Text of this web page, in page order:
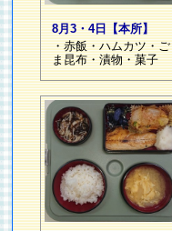
8月3・4日【本所】
・赤飯・ハムカツ・ご
ま昆布・漬物・菓子